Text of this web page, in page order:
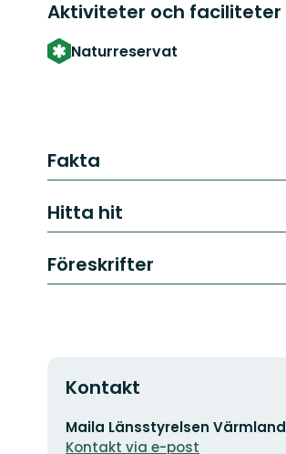
Aktiviteter och faciliteter
Naturreservat
Fakta
Hitta hit
Föreskrifter
Kontakt
E-
postadress
Maila Länsstyrelsen Värmland
Kontakt via e-post